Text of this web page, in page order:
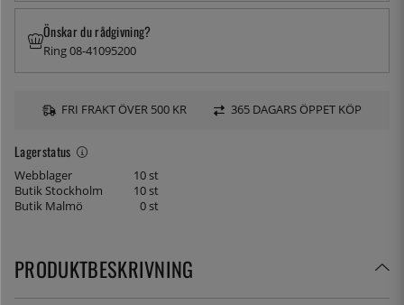
Lagerstatus
Webblager
10 st
Butik Stockholm
10 st
Butik Malmö
0 st
Önskar du rådgivning?
Ring 08-41095200
FRI FRAKT ÖVER 500 KR 365 DAGARS ÖPPET KÖP
PRODUKTBESKRIVNING